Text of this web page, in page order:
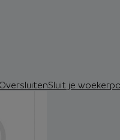
OversluitenSluit je